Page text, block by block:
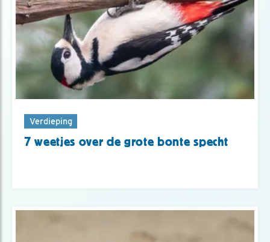
Verdieping
7 weetjes over de grote bonte specht